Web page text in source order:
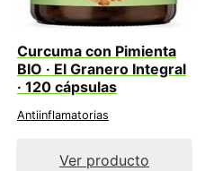
Curcuma con Pimienta
BIO · El Granero Integral
· 120 cápsulas
Antiinflamatorias
Ver producto